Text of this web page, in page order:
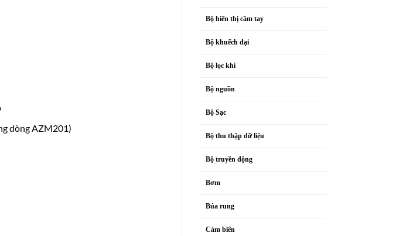
Bộ hiển thị cầm tay
Bộ khuếch đại
Bộ lọc khí
Bộ nguồn
Bộ Sạc
Bộ thu thập dữ liệu
Bộ truyền động
Bơm
Búa rung
Cảm biến
dòng AZM201)